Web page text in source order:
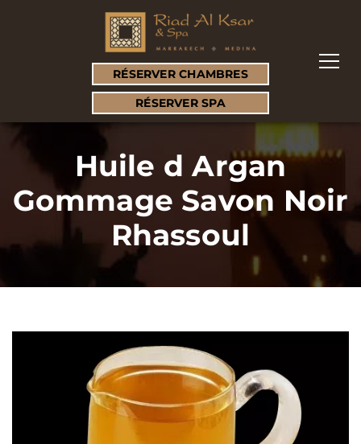
RÉSERVER CHAMBRES
RÉSERVER SPA
Huile d Argan
Gommage Savon Noir
Rhassoul